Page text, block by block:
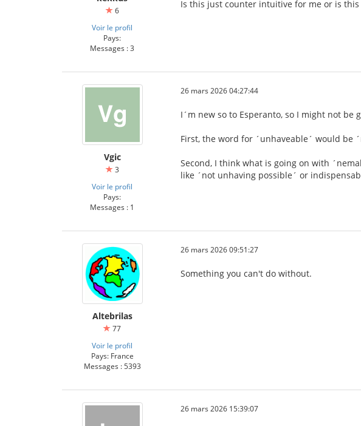
6
Voir le profil
Pays:
Messages : 3
Is this just counter intuitive for me or is
Vgic
3
Voir le profil
Pays:
Messages : 1
26 mars 2026 04:27:44
I´m new so to Esperanto, so I might not be
First, the word for ´unhaveable´ would be
Second, I think what is going on with
like ´not unhaving possible´ or
Altebrilas
77
Voir le profil
Pays: France
Messages : 5393
26 mars 2026 09:51:27
Something you can't do without.
26 mars 2026 15:39:07